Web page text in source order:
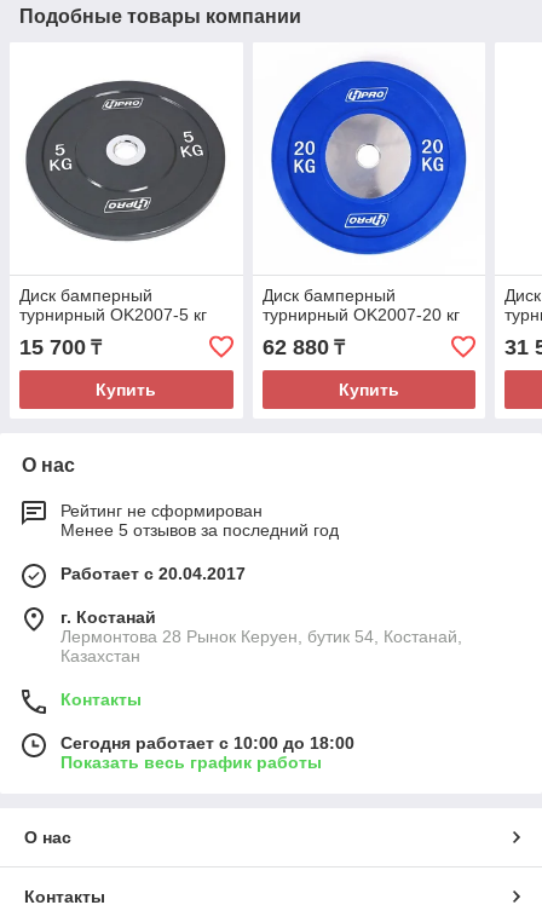
Подобные товары компании
Диск бамперный
турнирный OK2007-5 кг
15 700 ₸
Купить
Диск бамперный
турнирный OK2007-20 кг
62 880₸
Купить
31
О нас
Рейтинг не сформирован
Менее 5 отзывов за последний год
Работает с 20.04.2017
г. Костанай
Лермонтова 28 Рынок Керуен, бутик 54, Костанай,
Казахстан
Контакты
Сегодня работает с 10:00 до 18:00
Показать весь график работы
О нас
Контакты